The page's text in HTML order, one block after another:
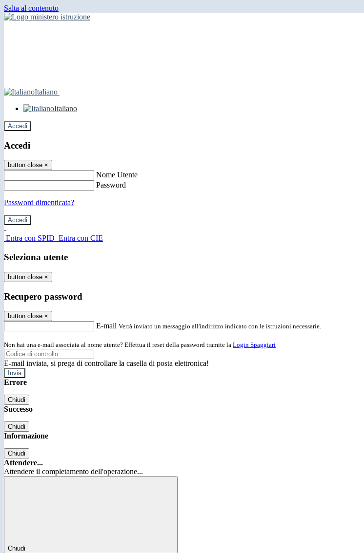
Salta al contenuto
Italiano
Italiano
Accedi
Accedi
button close ×
Nome Utente
Password
Password dimenticata?
-
Entra con SPID Entra con CIE
Seleziona utente
button close ×
Recupero password
button close ×
E-mail Verrà inviato un messaggio all'indirizzo indicato con le istruzioni necessarie.
Non hai una e-mail associata al nome utente? Effettua il reset della password tramite la Login Spaggiari
E-mail inviata, si prega di controllare la casella di posta elettronica!
Errore
Chiudi
Successo
Chiudi
Informazione
Chiudi
Attendere...
Attendere il completamento dell'operazione...
Chiudi